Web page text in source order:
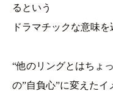
るという
ドラマチックな意味を
“他のリングとはちょ
の”自負心”に変えたイ